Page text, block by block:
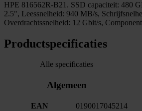
HPE 816562R-B21. SSD capaciteit: 480
2.5", Leessnelheid: 940 MB/s,
Overdrachtssnelheid: 12 Gbit/s,
Productspecificaties
Alle specificaties
Algemeen
EAN
0190017045214